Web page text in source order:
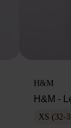
H&M
H&M -
XS (32-